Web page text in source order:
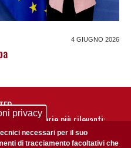
4 GIUGNO 2026
nostre storie più rilevanti:
nostra newsletter
privacy
necessari per il suo
di tracciamento facoltativi che